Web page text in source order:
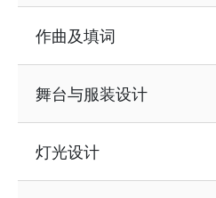
作曲及填词
舞台与服装设计
灯光设计